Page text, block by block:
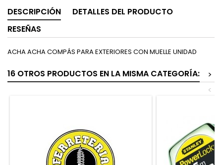
DESCRIPCIÓN
DETALLES DEL PRODUCTO
RESEÑAS
ACHA ACHA COMPÁS PARA EXTERIORES CON MUELLE UNIDAD
16 OTROS PRODUCTOS EN LA MISMA CATEGORÍA:
>
<